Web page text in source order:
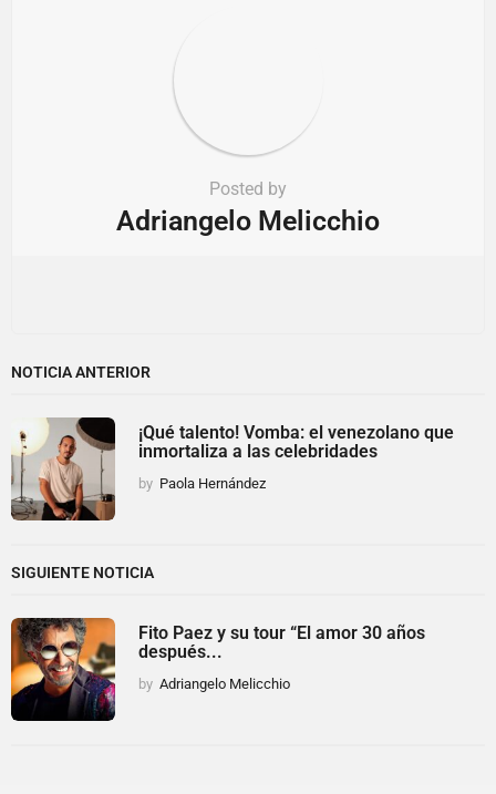
Posted by
Adriangelo Melicchio
NOTICIA ANTERIOR
¡Qué talento! Vomba: el venezolano que
inmortaliza a las celebridades
by Paola Hernández
SIGUIENTE NOTICIA
Fito Paez y su tour “El amor 30 años
después...
by Adriangelo Melicchio